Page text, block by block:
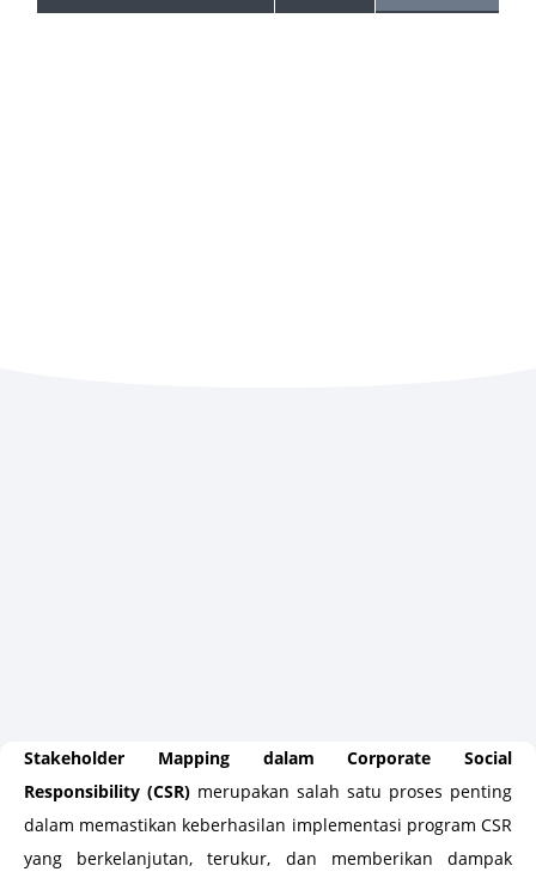
Stakeholder Mapping dalam Corporate Social
Responsibility (CSR) merupakan salah satu proses penting
dalam memastikan keberhasilan implementasi program CSR
yang berkelanjutan, terukur, dan memberikan dampak